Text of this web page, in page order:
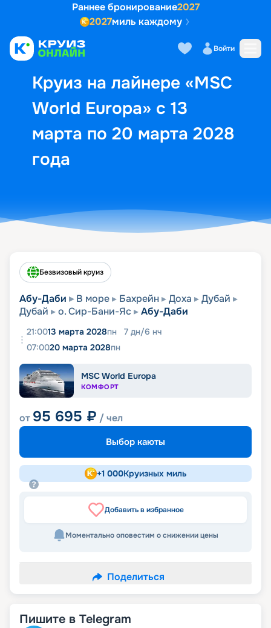
Раннее бронирование2027
2027миль каждому
Войти
Круиз на лайнере «MSC
World Europa» с 13
марта по 20 марта 2028
года
Выбор кают Маршрут и
Безвизовый круиз
Абу-Даби В море Бахрейн Доха
Дубай
Дубай
о. Сир-Бани-Яс Абу-Даби
21:0013 марта 2028пн 7 дн/6 нч
07:0020 марта 2028пн
MSC World Europa
КОМФОРТ
от 95 695 ₽ / чел
Выбор каюты
+1 000Круизных миль
Добавить в избранное
Моментально оповестим о снижении цены
Поделиться
Пишите в Telegram